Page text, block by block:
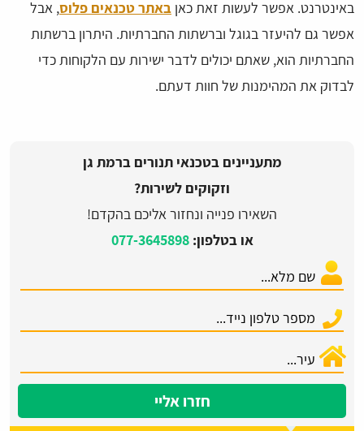
באינטרנט. אפשר לעשות זאת כאן באתר טכנאים פלוס, אבל
אפשר גם להיעזר בגוגל וברשתות החברתיות. היתרון ברשתות
החברתיות הוא, שאתם יכולים לדבר ישירות עם הלקוחות כדי
לבדוק את המהימנות של חוות דעתם.
מתעניינים בטכנאי תנורים ברמת גן
וזקוקים לשירות?
השאירו פנייה ונחזור אליכם בהקדם!
או בטלפון:077-3645898
חזרו אליי